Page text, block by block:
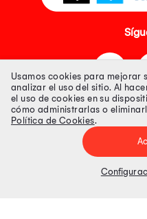
Tienda
Tiendas Peruanas S.A. R.U.C.
Precios disponibles solo en
Usamos cookies para mejorar
analizar el uso del sitio. Al
el uso de cookies en su
cómo administrarlas o
Política de Cookies.